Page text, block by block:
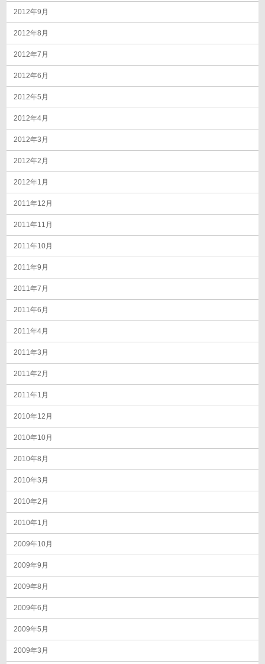
2012年9月
2012年8月
2012年7月
2012年6月
2012年5月
2012年4月
2012年3月
2012年2月
2012年1月
2011年12月
2011年11月
2011年10月
2011年9月
2011年7月
2011年6月
2011年4月
2011年3月
2011年2月
2011年1月
2010年12月
2010年10月
2010年8月
2010年3月
2010年2月
2010年1月
2009年10月
2009年9月
2009年8月
2009年6月
2009年5月
2009年3月